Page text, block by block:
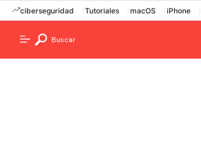
ciberseguridad Tutoriales macOS iPhone
Buscar